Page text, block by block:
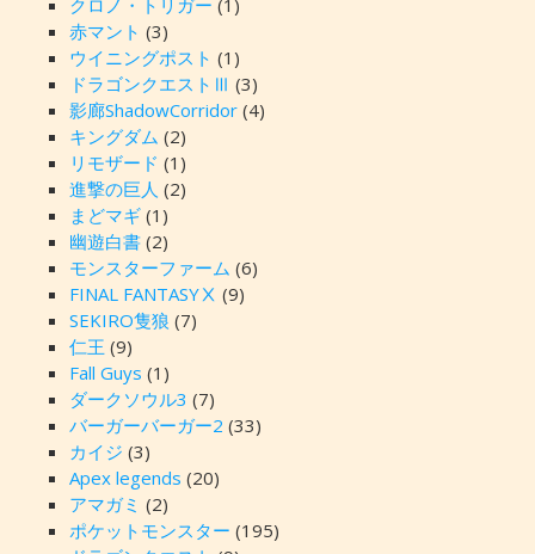
クロノ・トリガー (1)
赤マント (3)
ウイニングポスト (1)
ドラゴンクエストⅢ (3)
影廊ShadowCorridor(4)
キングダム (2)
リモザード (1)
進撃の巨人 (2)
まどマギ(1)
幽遊白書(2)
モンスターファーム (6)
FINAL FANTASYⅩ (9)
SEKIRO隻狼 (7)
仁王 (9)
Fall Guys (1)
ダークソウル3 (7)
バーガーバーガー2 (33)
カイジ (3)
Apex legends (20)
アマガミ (2)
ポケットモンスター (195)